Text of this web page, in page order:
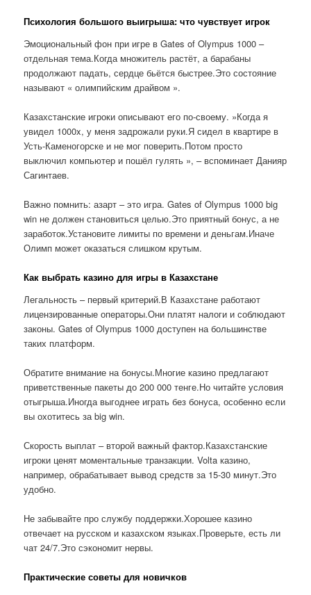
Психология большого выигрыша: что чувствует игрок
Эмоциональный фон при игре в Gates of Olympus 1000 –
отдельная тема.Когда множитель растёт, а барабаны
продолжают падать, сердце бьётся быстрее.Это состояние
называют « олимпийским драйвом ».
Казахстанские игроки описывают его по-своему. »Когда я
увидел 1000x, у меня задрожали руки.Я сидел в квартире в
Усть-Каменогорске и не мог поверить.Потом просто
выключил компьютер и пошёл гулять », – вспоминает Данияр
Сагинтаев.
Важно помнить: азарт – это игра. Gates of Olympus 1000 big
win не должен становиться целью.Это приятный бонус, а не
заработок.Установите лимиты по времени и деньгам.Иначе
Олимп может оказаться слишком крутым.
Как выбрать казино для игры в Казахстане
Легальность – первый критерий.В Казахстане работают
лицензированные операторы.Они платят налоги и соблюдают
законы. Gates of Olympus 1000 доступен на большинстве
таких платформ.
Обратите внимание на бонусы.Многие казино предлагают
приветственные пакеты до 200 000 тенге.Но читайте условия
отыгрыша.Иногда выгоднее играть без бонуса, особенно если
вы охотитесь за big win.
Скорость выплат – второй важный фактор.Казахстанские
игроки ценят моментальные транзакции. Volta казино,
например, обрабатывает вывод средств за 15-30 минут.Это
удобно.
Не забывайте про службу поддержки.Хорошее казино
отвечает на русском и казахском языках.Проверьте, есть ли
чат 24/7.Это сэкономит нервы.
Практические советы для новичков